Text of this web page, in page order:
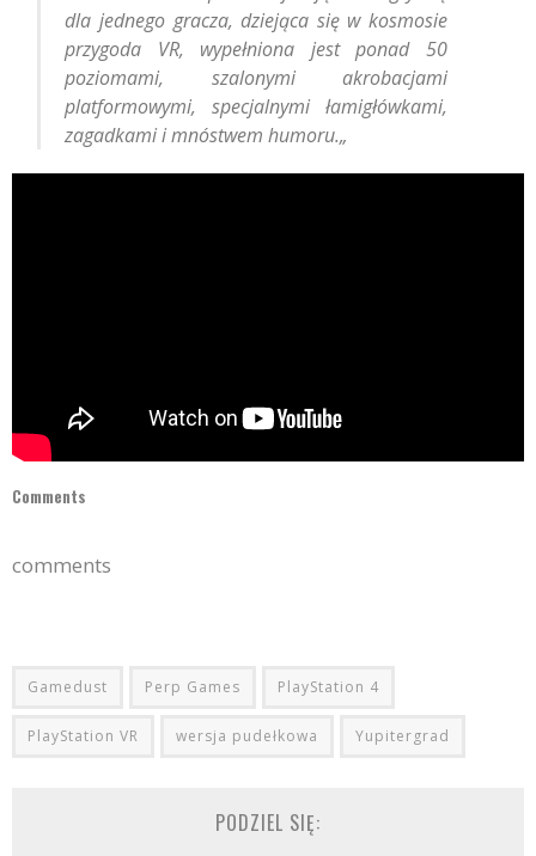
dla jednego gracza, dziejąca się w kosmosie
przygoda VR, wypełniona jest ponad 50
poziomami, szalonymi akrobacjami
platformowymi, specjalnymi łamigłówkami,
zagadkami i mnóstwem humoru.„
Comments
comments
Gamedust Perp Games PlayStation 4
PlayStation VR wersja pudełkowa Yupitergrad
PODZIEL SIĘ: